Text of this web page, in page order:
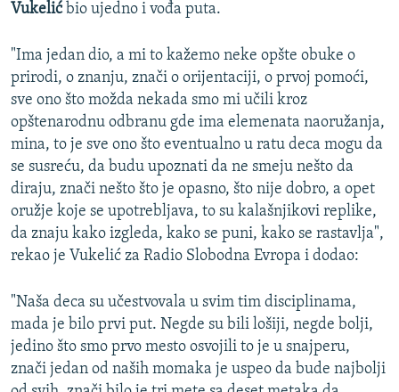
Vukelićbio ujedno i vođa puta.
"Ima jedan dio, a mi to kažemo neke opšte obuke o
prirodi, o znanju, znači o orijentaciji, o prvoj pomoći,
sve ono što možda nekada smo mi učili kroz
opštenarodnu odbranu gde ima elemenata naoružanja,
mina, to je sve ono što eventualno u ratu deca mogu da
se susreću, da budu upoznati da ne smeju nešto da
diraju, znači nešto što je opasno, što nije dobro, a opet
oružje koje se upotrebljava, to su kalašnjikovi replike,
da znaju kako izgleda, kako se puni, kako se rastavlja",
rekao je Vukelić za Radio Slobodna Evropa i dodao:
"Naša deca su učestvovala u svim tim disciplinama,
mada je bilo prvi put. Negde su bili lošiji, negde bolji,
jedino što smo prvo mesto osvojili to je u snajperu,
znači jedan od naših momaka je uspeo da bude najbolji